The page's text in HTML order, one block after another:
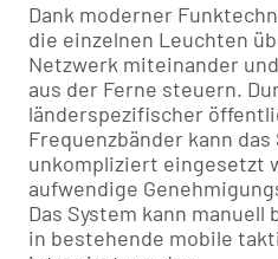
Dank moderner
die einzelnen Leuchten
Netzwerk miteinander
aus der Ferne steuern.
länderspezifischer
Frequenzbänder kann
unkompliziert eingesetzt
aufwendige
Das System kann
in bestehende mobile